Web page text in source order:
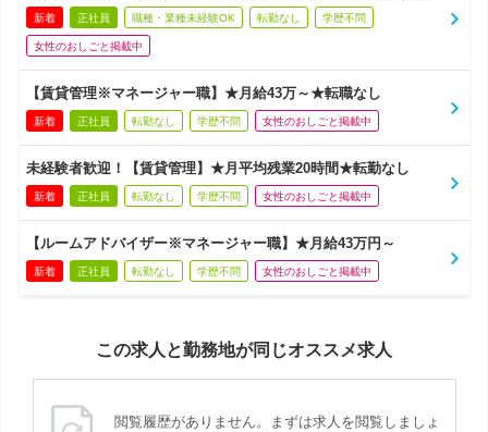
新着 正社員 職種・業種未経験OK 転勤なし 学歴不問
女性のおしごと掲載中
【賃貸管理※マネージャー職】★月給43万～★転職なし
新着 正社員 転勤なし 学歴不問 女性のおしごと掲載中
未経験者歓迎！【賃貸管理】★月平均残業20時間★転勤なし
新着 正社員 転勤なし 学歴不問 女性のおしごと掲載中
【ルームアドバイザー※マネージャー職】★月給43万円～
新着 正社員 転勤なし 学歴不問 女性のおしごと掲載中
この求人と勤務地が同じオススメ求人
閲覧履歴がありません。まずは求人を閲覧しましょ